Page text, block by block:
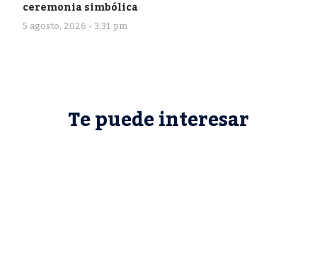
ceremonia simbólica
5 agosto, 2026 - 3:31 pm
Te puede interesar